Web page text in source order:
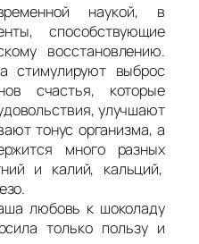
наукой, в
способствующие
восстановлению.
стимулируют выброс
счастья, которые
улучшают
тонус организма, а
много разных
и калий, кальций,
любовь к шоколаду
только пользу и